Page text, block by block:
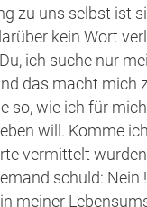
zu uns selbst ist
kein Wort
ich suche nur
das macht mich
so, wie ich für
will. Komme
vermittelt
schuld: Nein !
meiner